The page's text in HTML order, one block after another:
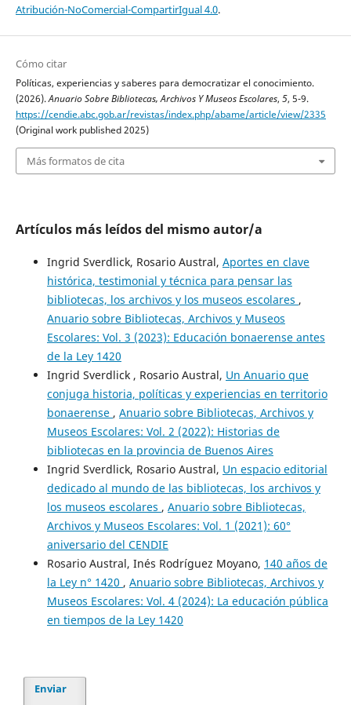
Atribución-NoComercial-CompartirIgual 4.0.
Cómo citar
Políticas, experiencias y saberes para democratizar el conocimiento.
(2026).Anuario Sobre Bibliotecas, Archivos Y Museos Escolares, 5, 5-9.
https://cendie.abc.gob.ar/revistas/index.php/abame/article/view/2335
(Original work published 2025)
Más formatos de cita
Artículos más leídos del mismo autor/a
Ingrid Sverdlick, Rosario Austral, Aportes en clave
histórica, testimonial y técnica para pensar las
bibliotecas, los archivos y los museos escolares ,
Anuario sobre Bibliotecas, Archivos y Museos
Escolares: Vol. 3 (2023): Educación bonaerense antes
de la Ley 1420
Ingrid Sverdlick , Rosario Austral, Un Anuario que
conjuga historia, políticas y experiencias en territorio
bonaerense , Anuario sobre Bibliotecas, Archivos y
Museos Escolares: Vol. 2 (2022): Historias de
bibliotecas en la provincia de Buenos Aires
Ingrid Sverdlick, Rosario Austral, Un espacio editorial
dedicado al mundo de las bibliotecas, los archivos y
los museos escolares , Anuario sobre Bibliotecas,
Archivos y Museos Escolares: Vol. 1 (2021): 60°
aniversario del CENDIE
Rosario Austral, Inés Rodríguez Moyano, 140 años de
la Ley n° 1420 , Anuario sobre Bibliotecas, Archivos y
Museos Escolares: Vol. 4 (2024): La educación pública
en tiempos de la Ley 1420
Enviar